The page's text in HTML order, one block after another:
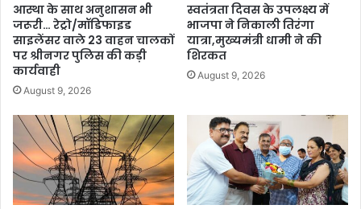
आस्था के साथ अनुशासन भी
जरूरी… रेट्रो/मॉडिफाइड
साइलेंसर वाले 23 वाहन चालकों
पर श्रीनगर पुलिस की कड़ी
कार्यवाही
August 9, 2026
स्वतंत्रता दिवस के उपलक्ष्य में
भाजपा ने निकाली तिरंगा
यात्रा,मुख्यमंत्री धामी ने की
शिरकत
August 9, 2026